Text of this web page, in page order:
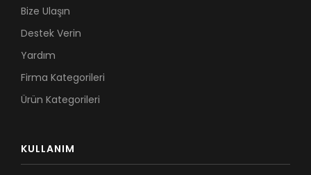
Bize Ulaşın
Destek Verin
Yardım
Firma Kategorileri
Ürün Kategorileri
KULLANIM